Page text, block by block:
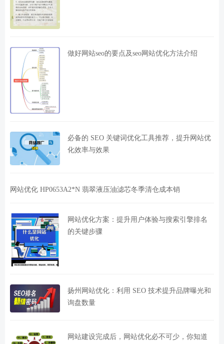
做好网站seo的要点及seo网站优化方法介绍
必备的 SEO 关键词优化工具推荐，提升网站优
化效率与效果
网站优化 HP0653A2*N 翡翠液压油滤芯冬季清仓成本销
网站优化方案：提升用户体验与搜索引擎排名
的关键步骤
扬州网站优化：利用 SEO 技术提升品牌曝光和
询盘数量
网站建设完成后，网站优化必不可少，你知道